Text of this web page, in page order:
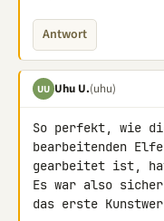
Antwort
UU Uhu U.(uhu)
So perfekt, wie
bearbeitenden
gearbeitet ist,
Es war also
das erste